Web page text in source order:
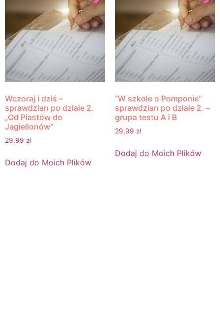
Wczoraj i dziś –
sprawdzian po dziale 2.
„Od Piastów do
Jagiellonów”
29,99 zł
Dodaj do Moich Plików
“W szkole o Pomponie”
sprawdzian po dziale 2. –
grupa testu A i B
29,99 zł
Dodaj do Moich Plików